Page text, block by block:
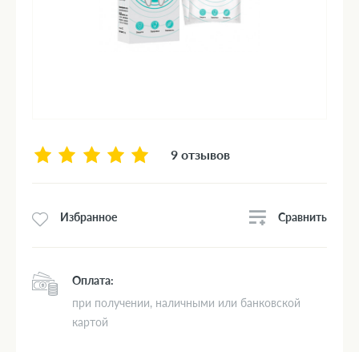
9 отзывов
Избранное Сравнить
Оплата:
при получении, наличными или банковской
картой